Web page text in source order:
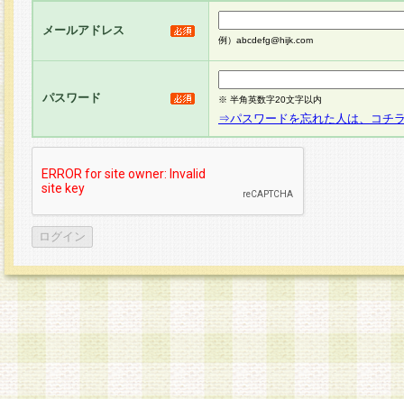
メールアドレス
例）abcdefg@hijk.com
パスワード ※ 半角英数字20文字以内
⇒パスワードを忘れた人は、コチ